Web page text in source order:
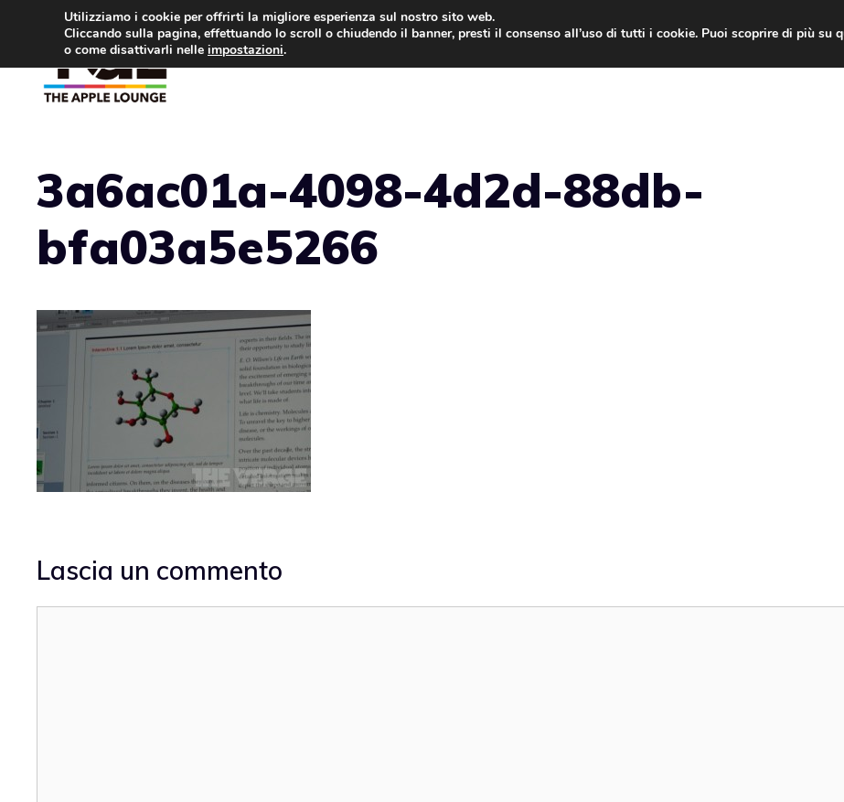
contenuto
3a6ac01a-4098-4d2d-88db-
bfa03a5e5266
Lascia un commento
Utilizziamo i cookie per offrirti la migliore esperienza sul nostro sito web.
Cliccando sulla pagina, effettuando lo scroll o chiudendo il banner, presti il consenso all’uso di tutti i cookie. Puoi scoprire di più su
o come disattivarli nelle impostazioni.